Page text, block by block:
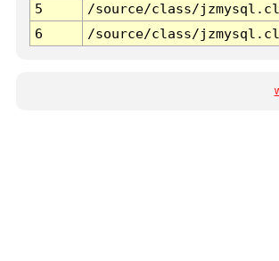
5
/source/class/
6
/source/class/